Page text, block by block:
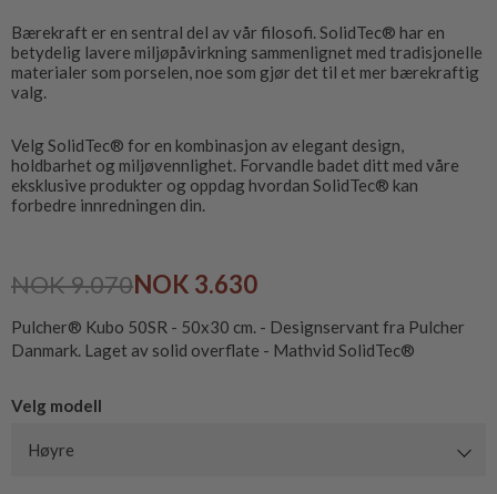
Bærekraft er en sentral del av vår filosofi. SolidTec® har en
betydelig lavere miljøpåvirkning sammenlignet med tradisjonelle
materialer som porselen, noe som gjør det til et mer bærekraftig
valg.
Velg SolidTec® for en kombinasjon av elegant design,
holdbarhet og miljøvennlighet. Forvandle badet ditt med våre
eksklusive produkter og oppdag hvordan SolidTec® kan
forbedre innredningen din.
NOK 9.070NOK 3.630
Pulcher® Kubo 50SR - 50x30 cm. - Designservant fra Pulcher
Danmark. Laget av solid overflate - Mathvid SolidTec®
Velg modell
Høyre